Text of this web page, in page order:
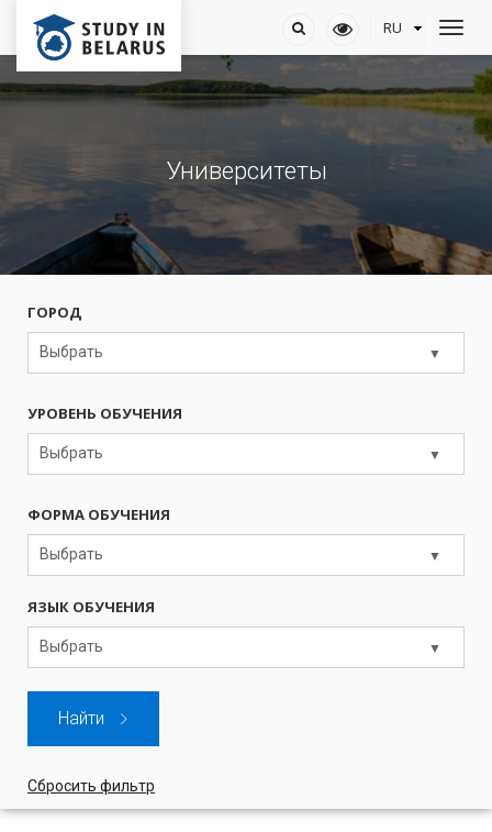
Университеты
ГОРОД
Выбрать
УРОВЕНЬ ОБУЧЕНИЯ
Выбрать
ФОРМА ОБУЧЕНИЯ
Выбрать
ЯЗЫК ОБУЧЕНИЯ
Выбрать
Найти
Сбросить фильтр